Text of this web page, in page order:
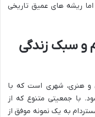
ریشه های عمیق تاریخی
و سبک زندگی
و هنری، شهری است که با
با جمعیتی متنوع که از
به یک نمونه موفق از